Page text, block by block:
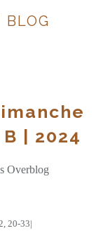
BLOG
| 2024
Overblog
20-33|